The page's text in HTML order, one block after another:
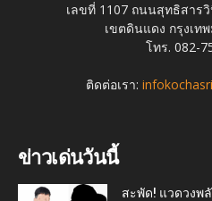
เลขที่ 1107 ถนนสุทธิสาร
เขตดินแดง กรุงเท
โทร. 082-
ติดต่อเรา:
ข่าวเด่นวันนี้
สะพัด! แวดวงพ